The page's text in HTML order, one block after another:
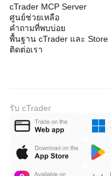
cTrader MCP Server
ศูนย์ช่วยเหลือ
คำถามที่พบบ่อย
พื้นฐาน cTrader และ Store
ติดต่อเรา
รับ cTrader